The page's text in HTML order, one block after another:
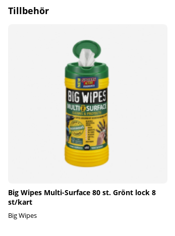
Tillbehör
Big Wipes Multi-Surface 80 st. Grönt lock 8
st/kart
Big Wipes